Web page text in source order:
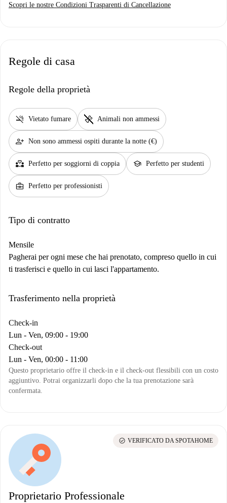
Scopri le nostre Condizioni Trasparenti di Cancellazione
Regole di casa
Regole della proprietà
smoke_free Vietato fumare pet_supplies Animali non ammessi
person_add Non sono ammessi ospiti durante la notte (€)
partner_heart Perfetto per soggiorni di coppia school Perfetto per studenti
business_center Perfetto per professionisti
Tipo di contratto
Mensile
Pagherai per ogni mese che hai prenotato, compreso quello in cui
ti trasferisci e quello in cui lasci l'appartamento.
Trasferimento nella proprietà
Check-in
Lun - Ven, 09:00 - 19:00
Check-out
Lun - Ven, 00:00 - 11:00
Questo proprietario offre il check-in e il check-out flessibili con un costo
aggiuntivo. Potrai organizzarli dopo che la tua prenotazione sarà
confermata.
Proprietario Professionale
check_circle VERIFICATO DA SPOTAHOME